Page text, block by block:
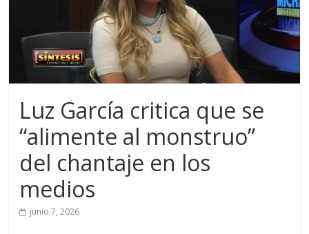
Luz García critica que se
“alimente al monstruo”
del chantaje en los
medios
junio 7, 2026